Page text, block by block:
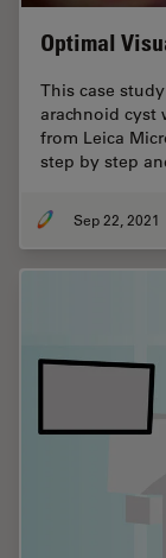
Optimal
This case
arachnoid cyst
from Leica
step by step
Sep 22, 2021